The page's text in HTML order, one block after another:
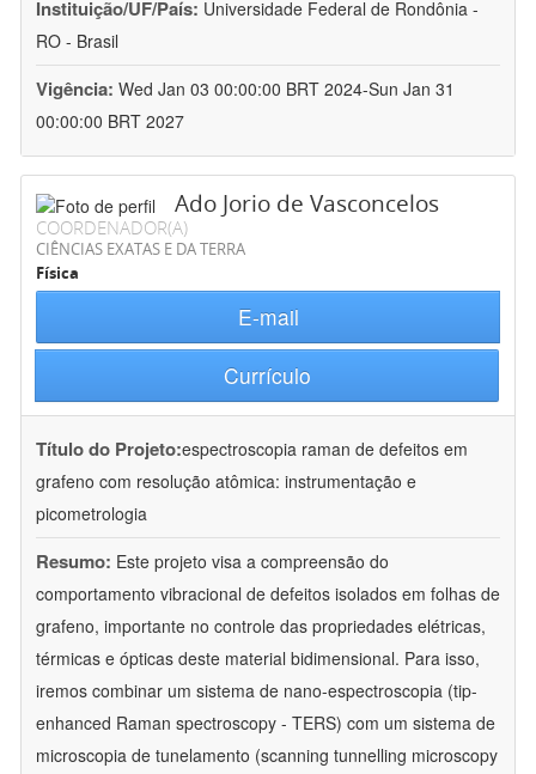
Instituição/UF/País: Universidade Federal de Rondônia -
RO - Brasil
Vigência: Wed Jan 03 00:00:00 BRT 2024-Sun Jan 31
00:00:00 BRT 2027
Ado Jorio de Vasconcelos
COORDENADOR(A)
CIÊNCIAS EXATAS E DA TERRA
Física
E-mail
Currículo
Título do Projeto:espectroscopia raman de defeitos em
grafeno com resolução atômica: instrumentação e
picometrologia
Resumo: Este projeto visa a compreensão do
comportamento vibracional de defeitos isolados em folhas de
grafeno, importante no controle das propriedades elétricas,
térmicas e ópticas deste material bidimensional. Para isso,
iremos combinar um sistema de nano-espectroscopia (tip-
enhanced Raman spectroscopy - TERS) com um sistema de
microscopia de tunelamento (scanning tunnelling microscopy